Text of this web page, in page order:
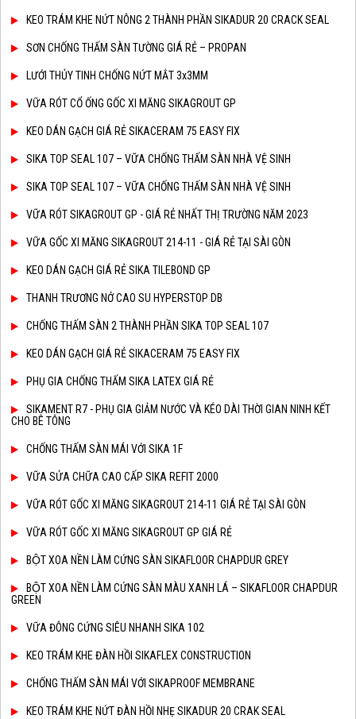
KEO TRÁM KHE NỨT NÔNG 2 THÀNH PHẦN SIKADUR 20 CRACK SEAL
SƠN CHỐNG THẤM SÀN TƯỜNG GIÁ RẺ – PROPAN
LƯỚI THỦY TINH CHỐNG NỨT MẮT 3x3MM
VỮA RÓT CỔ ỐNG GỐC XI MĂNG SIKAGROUT GP
KEO DÁN GẠCH GIÁ RẺ SIKACERAM 75 EASY FIX
SIKA TOP SEAL 107 – VỮA CHỐNG THẤM SÀN NHÀ VỆ SINH
SIKA TOP SEAL 107 – VỮA CHỐNG THẤM SÀN NHÀ VỆ SINH
VỮA RÓT SIKAGROUT GP - GIÁ RẺ NHẤT THỊ TRƯỜNG NĂM 2023
VỮA GỐC XI MĂNG SIKAGROUT 214-11 - GIÁ RẺ TẠI SÀI GÒN
KEO DÁN GẠCH GIÁ RẺ SIKA TILEBOND GP
THANH TRƯƠNG NỞ CAO SU HYPERSTOP DB
CHỐNG THẤM SÀN 2 THÀNH PHẦN SIKA TOP SEAL 107
KEO DÁN GẠCH GIÁ RẺ SIKACERAM 75 EASY FIX
PHỤ GIA CHỐNG THẤM SIKA LATEX GIÁ RẺ
SIKAMENT R7 - PHỤ GIA GIẢM NƯỚC VÀ KÉO DÀI THỜI GIAN NINH KẾT
CHO BÊ TÔNG
CHỐNG THẤM SÀN MÁI VỚI SIKA 1F
VỮA SỬA CHỮA CAO CẤP SIKA REFIT 2000
VỮA RÓT GỐC XI MĂNG SIKAGROUT 214-11 GIÁ RẺ TẠI SÀI GÒN
VỮA RÓT GỐC XI MĂNG SIKAGROUT GP GIÁ RẺ
BỘT XOA NỀN LÀM CỨNG SÀN SIKAFLOOR CHAPDUR GREY
BỘT XOA NỀN LÀM CỨNG SÀN MÀU XANH LÁ – SIKAFLOOR CHAPDUR
GREEN
VỮA ĐÔNG CỨNG SIÊU NHANH SIKA 102
KEO TRÁM KHE ĐÀN HỒI SIKAFLEX CONSTRUCTION
CHỐNG THẤM SÀN MÁI VỚI SIKAPROOF MEMBRANE
KEO TRÁM KHE NỨT ĐÀN HỒI NHẸ SIKADUR 20 CRAK SEAL